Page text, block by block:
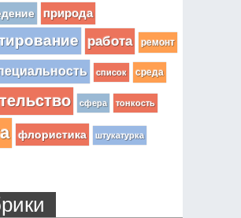
природа
работа ремонт
список среда
сфера тонкость
флористика штукатурка